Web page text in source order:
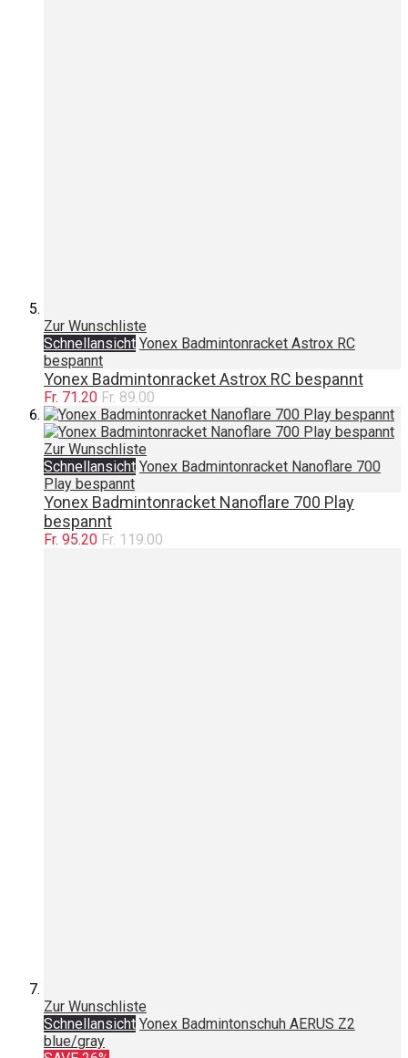
Zur Wunschliste
Schnellansicht Yonex Badmintonracket Astrox RC
bespannt
Yonex Badmintonracket Astrox RC bespannt
Fr. 71.20 Fr. 89.00
Zur Wunschliste
Schnellansicht Yonex Badmintonracket Nanoflare 700
Play bespannt
Yonex Badmintonracket Nanoflare 700 Play
bespannt
Fr. 95.20 Fr. 119.00
Zur Wunschliste
Schnellansicht Yonex Badmintonschuh AERUS Z2
blue/gray